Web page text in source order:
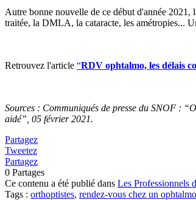
Autre bonne nouvelle de ce début d'année 2021,
traitée, la DMLA, la cataracte, les amétropies...
Retrouvez l'article “RDV ophtalmo, les délais
Sources : Communiqués de presse du SNOF :
aidé”, 05 février 2021.
Partagez
Tweetez
Partagez
0 Partages
Ce contenu a été publié dans Les Professionnels
Tags : orthoptistes, rendez-vous chez un